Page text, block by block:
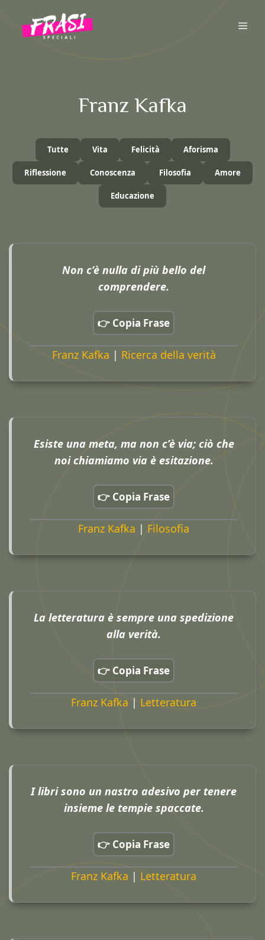
contenuto
Franz Kafka
Tutte Vita Felicità Aforisma
Riflessione Conoscenza Filosofia Amore
Educazione
Non c’è nulla di più bello del
comprendere.
👉 Copia Frase
Franz Kafka | Ricerca della verità
Esiste una meta, ma non c’è via; ciò che
noi chiamiamo via è esitazione.
👉 Copia Frase
Franz Kafka | Filosofia
La letteratura è sempre una spedizione
alla verità.
👉 Copia Frase
Franz Kafka | Letteratura
I libri sono un nastro adesivo per tenere
insieme le tempie spaccate.
👉 Copia Frase
Franz Kafka | Letteratura